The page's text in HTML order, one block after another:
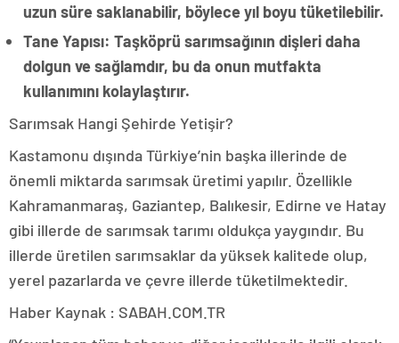
uzun süre saklanabilir, böylece yıl boyu tüketilebilir.
Tane Yapısı: Taşköprü sarımsağının dişleri daha
dolgun ve sağlamdır, bu da onun mutfakta
kullanımını kolaylaştırır.
Sarımsak Hangi Şehirde Yetişir?
Kastamonu dışında Türkiye’nin başka illerinde de
önemli miktarda sarımsak üretimi yapılır. Özellikle
Kahramanmaraş, Gaziantep, Balıkesir, Edirne ve Hatay
gibi illerde de sarımsak tarımı oldukça yaygındır. Bu
illerde üretilen sarımsaklar da yüksek kalitede olup,
yerel pazarlarda ve çevre illerde tüketilmektedir.
Haber Kaynak : SABAH.COM.TR